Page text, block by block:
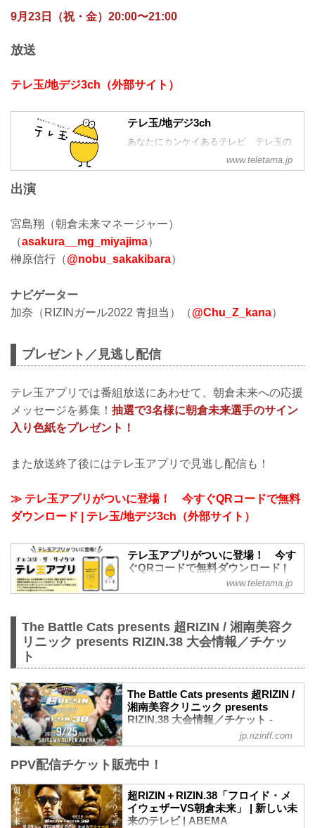
9月23日（祝・金）20:00〜21:00
放送
テレ玉/地デジ3ch（外部サイト）
テレ玉/地デジ3ch
あなたにカンケイあるテレビ テレ玉の
www.teletama.jp
出演
宮島翔（朝倉未来マネージャー）
（asakura__mg_miyajima）
榊原信行（@nobu_sakakibara）
ナビゲーター
加奈（RIZINガール2022 青担当）（@Chu_Z_kana）
プレゼント／見逃し配信
テレ玉アプリでは番組放送にあわせて、朝倉未来への応援
メッセージを募集！ 抽選で3名様に朝倉未来選手のサイン
入り色紙をプレゼント！
また放送終了後にはテレ玉アプリで見逃し配信も！
≫ テレ玉アプリがついに登場！ 今すぐQRコードで無料
ダウンロード | テレ玉/地デジ3ch（外部サイト）
テレ玉アプリがついに登場！ 今す
ぐQRコードで無料ダウンロード |
www.teletama.jp
The Battle Cats presents 超RIZIN / 湘南美容ク
リニック presents RIZIN.38 大会情報／チケッ
ト
The Battle Cats presents 超RIZIN /
湘南美容クリニック presents
RIZIN.38 大会情報／チケット -
RIZIN FIGHTING FEDERATION オ
フィシャルサイト
大会概要
The Battle Cats presents 超RIZIN / 湘南
美容クリニック presents RIZIN.38
日時
jp.rizinff.com
PPV配信チケット販売中！
超RIZIN＋RIZIN.38「フロイド・メ
イウェザーVS朝倉未来」 | 新しい未
来のテレビ | ABEMA